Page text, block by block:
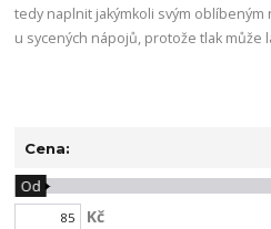
tedy naplnit jakýmkoli svým
u sycených nápojů, protože tlak může
Cena:
Kč
Od